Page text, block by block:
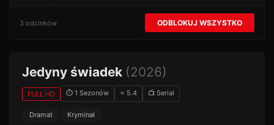
3 odcinków ODBLOKUJ WSZYSTKO
Jedyny świadek (2026)
FULL HD ⏱ 1 Sezonów ⭐ 5.4 📺 Serial
Dramat Kryminał